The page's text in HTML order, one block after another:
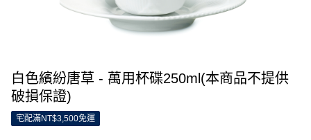
白色繽紛唐草 - 萬用杯碟250ml(本商品不提供
破損保證)
宅配滿NT$3,500免運